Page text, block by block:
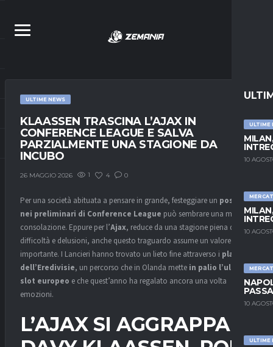
ULTIME
10
10
10
ULTIME
ULTIME NEWS
KLAASSEN TRASCINA L’AJAX IN
CONFERENCE LEAGUE E SALVA
PARZIALMENTE UNA STAGIONE DA
INCUBO
26 MAGGIO 2026 1 4 0
Per una società abituata a pensare in grande, festeggiare un posto
nei preliminari di Conference League può sembrare una magra
consolazione. Eppure per l’Ajax, reduce da una stagione piena di
difficoltà e delusioni, anche questo traguardo assume un valore
importante. I Lancieri hanno trovato un lieto fine attraverso i playoff
dell’Eredivisie, un percorso che in Olanda mette in palio l’ultimo
slot europeo e che quest’anno ha regalato ancora una volta
emozioni.
L’AJAX SI AGGRAPPA A